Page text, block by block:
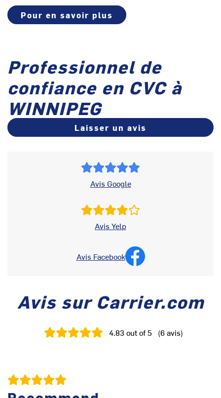
Pour en savoir plus
Professionnel de
confiance en CVC à
WINNIPEG
Laisser un avis
Avis Google
Avis Yelp
Avis Facebook
Avis sur Carrier.com
4.83out of 5 (6avis)